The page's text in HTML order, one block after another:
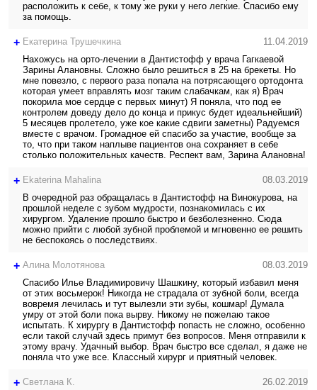
расположить к себе, к тому же руки у него легкие. Спасибо ему
за помощь.
+ Екатерина Трушечкина
11.04.2019
Нахожусь на орто-лечении в Дантистофф у врача Гагкаевой
Зарины Алановны. Сложно было решиться в 25 на брекеты. Но
мне повезло, с первого раза попала на потрясающего ортодонта
которая умеет вправлять мозг таким слабачкам, как я) Врач
покорила мое сердце с первых минут) Я поняла, что под ее
контролем доведу дело до конца и прикус будет идеальнейший)
5 месяцев пролетело, уже кое какие сдвиги заметны) Радуемся
вместе с врачом. Громадное ей спасибо за участие, вообще за
то, что при таком наплыве пациентов она сохраняет в себе
столько положительных качеств. Респект вам, Зарина Алановна!
+ Ekaterina Mahalina
08.03.2019
В очередной раз обращалась в Дантистофф на Винокурова, на
прошлой неделе с зубом мудрости, познакомилась с их
хирургом. Удаление прошло быстро и безболезненно. Сюда
можно прийти с любой зубной проблемой и мгновенно ее решить
не беспокоясь о последствиях.
+ Алина Молотянова
08.03.2019
Спасибо Илье Владимировичу Шашкину, который избавил меня
от этих восьмерок! Никогда не страдала от зубной боли, всегда
вовремя лечилась и тут вылезли эти зубы, кошмар! Думала
умру от этой боли пока вырву. Никому не пожелаю такое
испытать. К хирургу в Дантистофф попасть не сложно, особенно
если такой случай здесь примут без вопросов. Меня отправили к
этому врачу. Удачный выбор. Врач быстро все сделал, я даже не
поняла что уже все. Классный хирург и приятный человек.
+ Светлана К.
26.02.2019